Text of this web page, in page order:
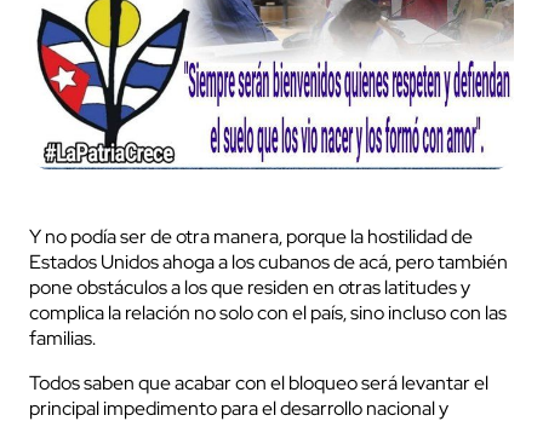
Y no podía ser de otra manera, porque la hostilidad de
Estados Unidos ahoga a los cubanos de acá, pero también
pone obstáculos a los que residen en otras latitudes y
complica la relación no solo con el país, sino incluso con las
familias.
Todos saben que acabar con el bloqueo será levantar el
principal impedimento para el desarrollo nacional y